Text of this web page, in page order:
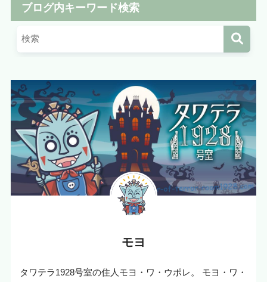
ブログ内キーワード検索
モヨ
タワテラ1928号室の住人モヨ・ワ・ウポレ。 モヨ・ワ・